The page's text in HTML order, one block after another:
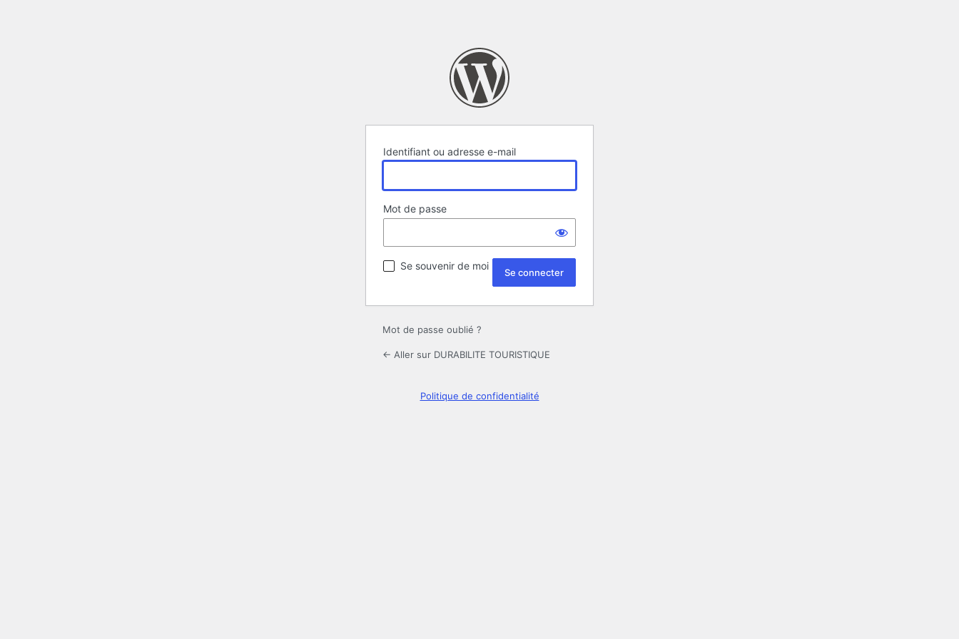
Identifiant ou adresse e-mail
Mot de passe
Se souvenir de moi
Mot de passe oublié ?
← Aller sur DURABILITE TOURISTIQUE
Politique de confidentialité